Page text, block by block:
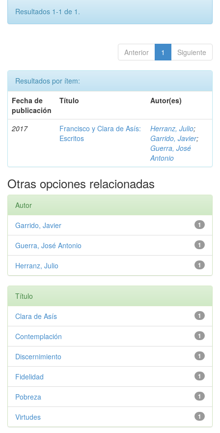
Resultados 1-1 de 1.
Anterior 1 Siguiente
Resultados por ítem:
Fecha de
publicación
Título Autor(es)
2017
Francisco y Clara de Asís:
Escritos
Herranz, Julio;
Garrido, Javier;
Guerra, José
Antonio
Otras opciones relacionadas
Autor
1
Garrido, Javier
1
Guerra, José Antonio
1
Herranz, Julio
Título
1
Clara de Asís
1
Contemplación
1
Discernimiento
1
Fidelidad
1
Pobreza
1
Virtudes